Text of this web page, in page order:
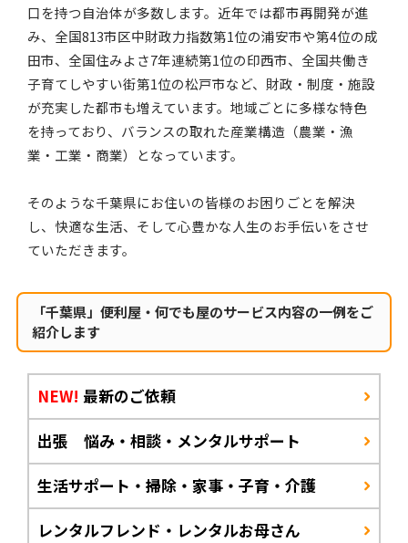
口を持つ自治体が多数します。近年では都市再開発が進
み、全国813市区中財政力指数第1位の浦安市や第4位の成
田市、全国住みよさ7年連続第1位の印西市、全国共働き
子育てしやすい街第1位の松戸市など、財政・制度・施設
が充実した都市も増えています。地域ごとに多様な特色
を持っており、バランスの取れた産業構造（農業・漁
業・工業・商業）となっています。
そのような千葉県にお住いの皆様のお困りごとを解決
し、快適な生活、そして心豊かな人生のお手伝いをさせ
ていただきます。
「千葉県」便利屋・何でも屋のサービス内容の一例をご
紹介します
NEW! 最新のご依頼
出張 悩み・相談・メンタルサポート
生活サポート・掃除・家事・子育・介護
レンタルフレンド・レンタルお母さん